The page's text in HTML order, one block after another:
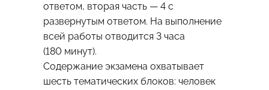
ответом, вторая часть — 4 с
развернутым ответом. На выполнение
всей работы отводится 3 часа
(180 минут).
Содержание экзамена охватывает
шесть тематических блоков: человек